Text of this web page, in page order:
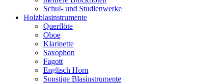
Schul- und Studienwerke
Holzblasinstrumente
Querflöte
Oboe
Klarinette
Saxophon
Fagott
Englisch Horn
Sonstige Blasinstrumente